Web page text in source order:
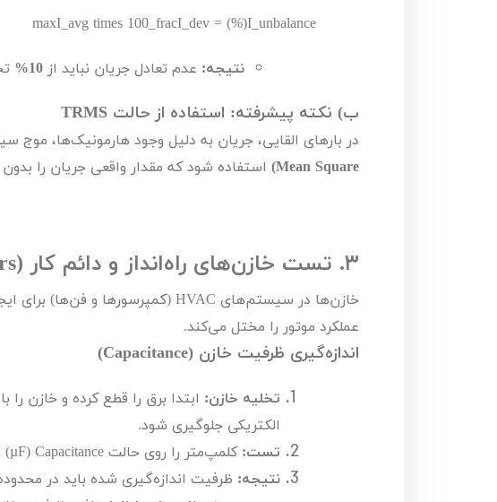
I_unbalance
(%) =
fracI_dev
_
maxI_avg times 100
نتیجه: عدم تعادل جریان نباید از10%
ب) نکته پیشرفته: استفاده از حالتTRMS
در بارهای القایی، جریان به دلیل وجود هارمونیک‌ها،
Mean Square
) استفاده شود که مقدار واقعی جریان را
۳. تست خازن‌های راه‌انداز و دائم کار (
خازن‌ها در سیستم‌های HVAC (کمپرسورها و فن‌ها) برای
عملکرد موتور را مختل می‌کند.
اندازه‌گیری ظرفیت خازن (Capacitance
)
تخلیه خازن: ابتدا برق را قطع کرده و خازن
الکتریکی جلوگیری شود.
تست: کلمپ‌متر را روی حالتCapacitance
(
µF
)
نتیجه: ظرفیت اندازه‌گیری شده باید در